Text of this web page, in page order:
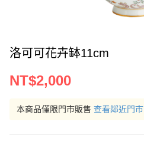
洛可可花卉缽11cm
NT$2,000
本商品僅限門市販售 查看鄰近門市